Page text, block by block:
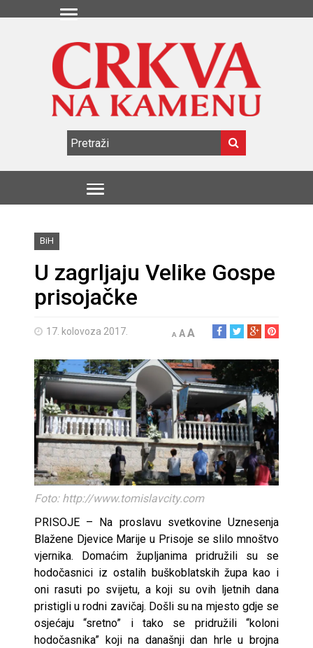
BiH
U zagrljaju Velike Gospe
prisojačke
17. kolovoza 2017. A AA
Foto: http://www.tomislavcity.com
PRISOJE – Na proslavu svetkovine Uznesenja
Blažene Djevice Marije u Prisoje se slilo mnoštvo
vjernika. Domaćim župljanima pridružili su se
hodočasnici iz ostalih buškoblatskih župa kao i
oni rasuti po svijetu, a koji su ovih ljetnih dana
pristigli u rodni zavičaj. Došli su na mjesto gdje se
osjećaju “sretno” i tako se pridružili “koloni
hodočasnika” koji na današnji dan hrle u brojna